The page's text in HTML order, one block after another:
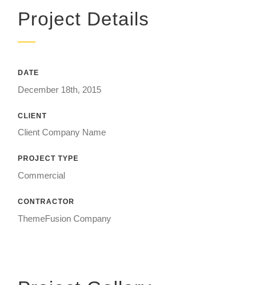
Project Details
DATE
December 18th, 2015
CLIENT
Client Company Name
PROJECT TYPE
Commercial
CONTRACTOR
ThemeFusion Company